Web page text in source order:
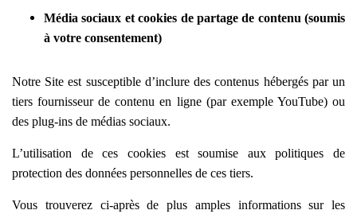
Média sociaux et cookies de partage de contenu (soumis
à votre consentement)
Notre Site est susceptible d’inclure des contenus hébergés par un
tiers fournisseur de contenu en ligne (par exemple YouTube) ou
des plug-ins de médias sociaux.
L’utilisation de ces cookies est soumise aux politiques de
protection des données personnelles de ces tiers.
Vous trouverez ci-après de plus amples informations sur les